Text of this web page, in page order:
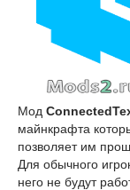
Мод
майнкрафта
позволяет им
Для обычного
него не будут